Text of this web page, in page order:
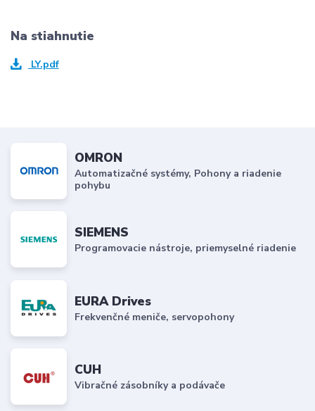
Na stiahnutie
LY.pdf
OMRON
Automatizačné systémy, Pohony a riadenie
pohybu
SIEMENS
Programovacie nástroje, priemyselné riadenie
EURA Drives
Frekvenčné meniče, servopohony
CUH
Vibračné zásobníky a podávače